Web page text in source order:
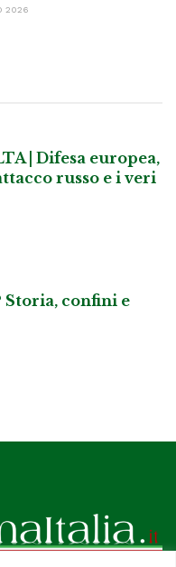
2026
| Difesa europea,
russo e i veri
Storia, confini e